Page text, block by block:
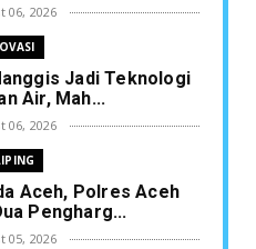
06, 2026
Jadi Teknologi
Air, Mah...
06, 2026
Aceh, Polres Aceh
Pengharg...
05, 2026